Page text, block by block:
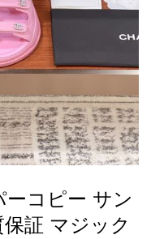
コピー サン
証 マジック